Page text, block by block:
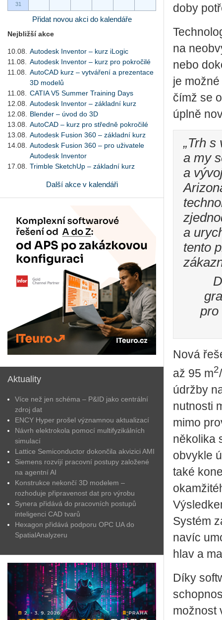
31
Přidat novou akci do kalendáře
Nejbližší akce
10.08.
Autodesk Inventor – kurz iLogic
11.08.
Autodesk Inventor – kurz pro pokročilé
11.08.
AutoCAD kurz – vytváření a prezentace
3D modelů
11.08.
CATIA V5 Summer Training Days
12.08.
Autodesk Inventor – základní kurz
12.08.
Blender – úvod do 3D
13.08.
AutoCAD – kurz pro středně pokročilé
13.08.
Autodesk Fusion 360 – základní kurz
14.08.
Autodesk Fusion 360 – pro uživatele
Autodesk Inventor
17.08.
Trimble SketchUp – základní kurz
Další akce v kalendáři
Aktuality
Více než jen schéma – P&ID jako centrální
zdroj dat
ENCY Hyper prošel významnou aktualizací
Návrh elektrokola pomocí multifyzikálních
simulací
Lattice Semiconductor dokončila akvizici AMI
Siemens rozvíjí pracovní postupy založené
na agentní AI
Konstrukce nekončí 3D modelem –
rozhoduje připravenost dat pro výrobu
Synera přidává do pracovních postupů
inteligenci CAD tvarů
Hexagon přidává podporu OPC UA do
SpatialAnalyzeru
doby
na
nebo
je
čímž se
úplně
„Trh
a my
a
a
tento
pro
Nová
až 95 m2
údržby
nutnosti
mimo
několika
obvykle
také
Systém
navíc
hlav a
Díky
možnost